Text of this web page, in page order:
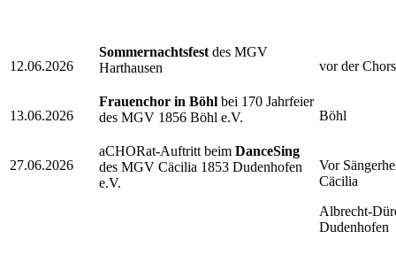
12.06.2026
Sommernachtsfest des MGV
Harthausen
vor der
13.06.2026
Frauenchor in Böhl bei 170 Jahrfeier
des MGV 1856 Böhl e.V.
Böhl
27.06.2026
aCHORat-Auftritt beim DanceSing
des MGV Cäcilia 1853 Dudenhofen
e.V.
Vor
Cäcilia
Albrecht-
Dudenhofen